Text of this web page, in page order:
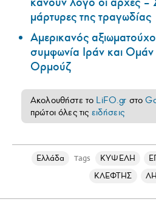
μάρτυρες της τραγωδίας
Αμερικανός
συμφωνία Ιράν και Ομάν
Ορμούζ
Ακολουθήστε το LiFO.gr στο
πρώτοι όλες τις ειδήσεις
Ελλάδα Tags ΚΥΨΕΛΗ
ΚΛΕΦΤΗΣ